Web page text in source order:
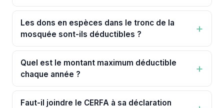
Les dons en espèces dans le tronc de la
mosquée sont-ils déductibles ?
Quel est le montant maximum déductible
chaque année ?
Faut-il joindre le CERFA à sa déclaration